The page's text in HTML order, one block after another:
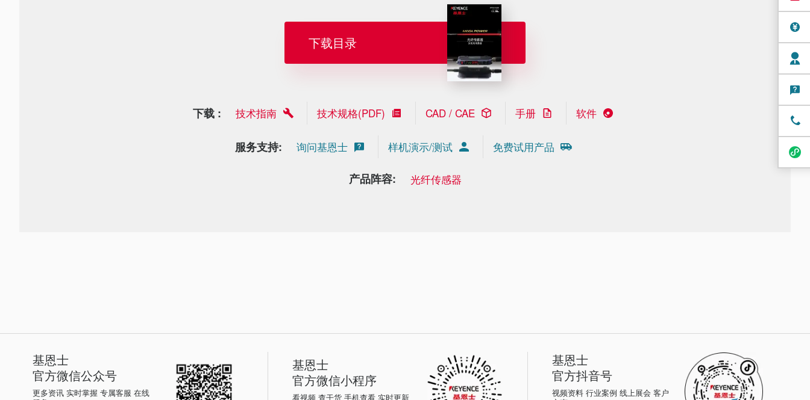
下载目录
下载 : 技术指南 技术规格(PDF) CAD / CAE 手册 软件
服务支持: 询问基恩士 样机演示/测试 免费试用产品
产品阵容: 光纤传感器
基恩士
官方微信公众号
更多资讯 实时掌握 专属客服 在线
基恩士
官方微信小程序
看视频 查干货 手机查看 实时更新
基恩士
官方抖音号
视频资料 行业案例 线上展会 客户